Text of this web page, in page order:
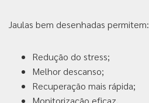
Jaulas bem desenhadas permitem:
Redução do stress;
Melhor descanso;
Recuperação mais rápida;
Monitorização eficaz.